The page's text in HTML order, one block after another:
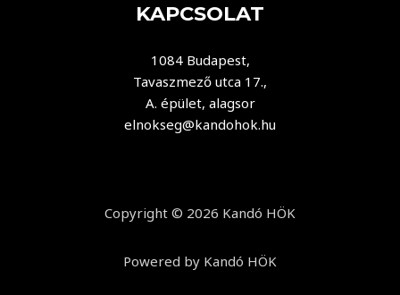
KAPCSOLAT
1084 Budapest,
Tavaszmező utca 17.,
A. épület, alagsor
elnokseg@kandohok.hu
Copyright © 2026 Kandó HÖK
Powered by Kandó HÖK